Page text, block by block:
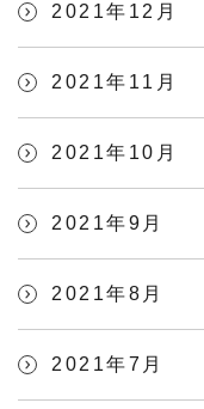
2021年12月
2021年11月
2021年10月
2021年9月
2021年8月
2021年7月